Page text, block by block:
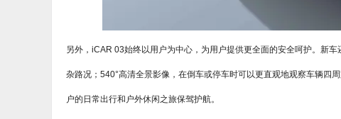
另外，iCAR 03始终以用户为中心，为用户提供更全面的安全呵护。新
杂路况；540°高清全景影像，在倒车或停车时可以更直观地观察车辆四
户的日常出行和户外休闲之旅保驾护航。